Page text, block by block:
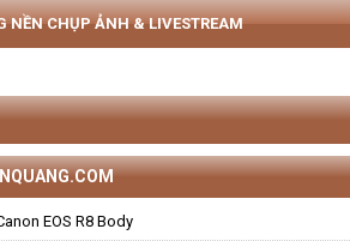
NỀN CHỤP ẢNH & LIVESTREAM
EOS R8 Body